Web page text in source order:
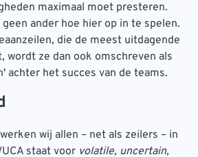
maximaal moet presteren.
ander hoe hier op in te spelen.
die de meest uitdagende
wordt ze dan ook omschreven als
achter het succes van de teams.
wij allen – net als zeilers – in
staat voor volatile, uncertain,